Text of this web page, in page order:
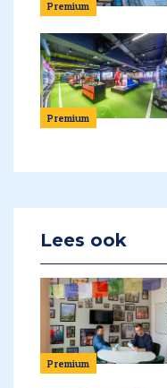
Premium
Premium
Lees ook
Premium